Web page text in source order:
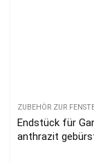
ZUBEHÖR ZUR
Endstück für
anthrazit